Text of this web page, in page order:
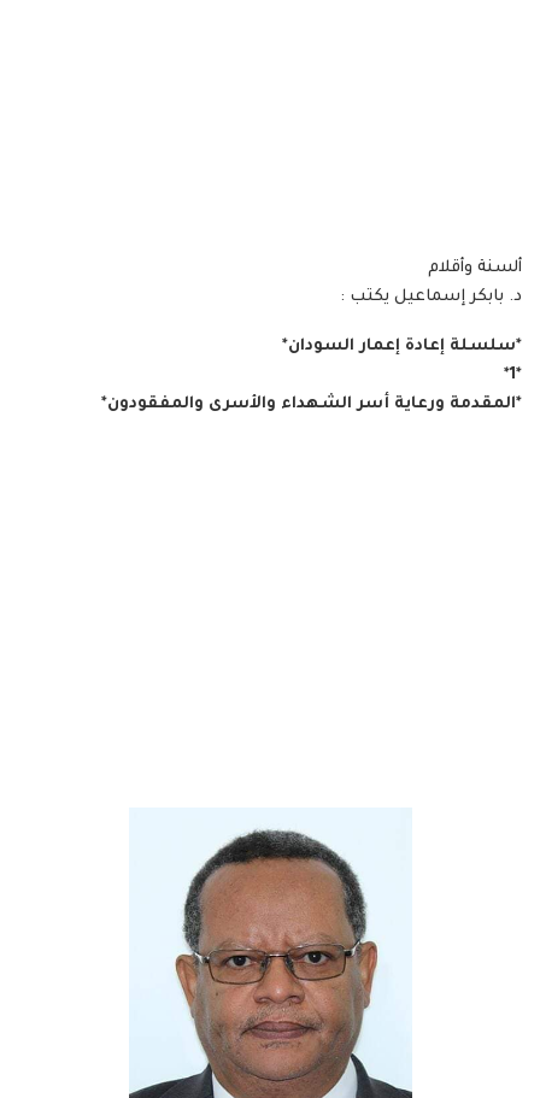
ألسنة وأقلام
د. بابكر إسماعيل يكتب :
*سلسلة إعادة إعمار السودان*
*1*
*المقدمة ورعاية أسر الشهداء والأسرى والمفقودون*